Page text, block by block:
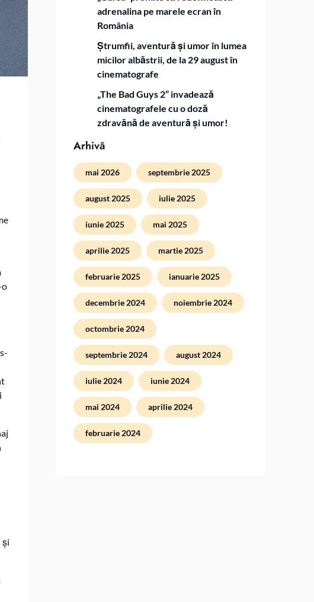
o
și
adrenalina pe marele ecran în
România
Ștrumfii, aventură și umor în lumea
micilor albăstrii, de la 29 august în
cinematografe
„The Bad Guys 2” invadează
cinematografele cu o doză
zdravănă de aventură și umor!
Arhivă
mai 2026 septembrie 2025
august 2025 iulie 2025
iunie 2025 mai 2025
aprilie 2025 martie 2025
februarie 2025 ianuarie 2025
decembrie 2024 noiembrie 2024
octombrie 2024
septembrie 2024 august 2024
iulie 2024 iunie 2024
mai 2024 aprilie 2024
februarie 2024